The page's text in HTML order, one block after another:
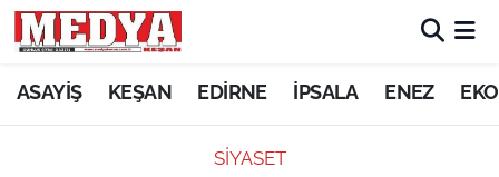
ASAYİŞ KEŞAN EDİRNE İPSALA ENEZ
SİYASET
KEŞAN